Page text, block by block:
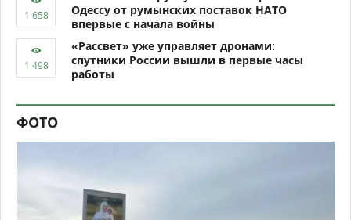
Одессу от румынских поставок НАТО
впервые с начала войны
«Рассвет» уже управляет дронами:
спутники России вышли в первые часы
работы
ФОТО